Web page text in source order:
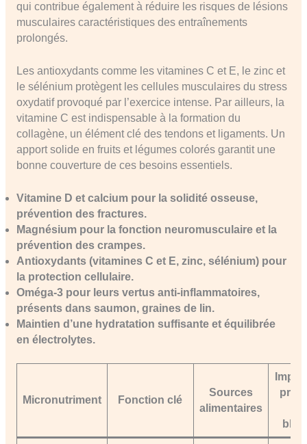
qui contribue également à réduire les risques de lésions
musculaires caractéristiques des entraînements
prolongés.
Les antioxydants comme les vitamines C et E, le zinc et
le sélénium protègent les cellules musculaires du stress
oxydatif provoqué par l’exercice intense. Par ailleurs, la
vitamine C est indispensable à la formation du
collagène, un élément clé des tendons et ligaments. Un
apport solide en fruits et légumes colorés garantit une
bonne couverture de ces besoins essentiels.
Vitamine D et calcium pour la solidité osseuse,
prévention des fractures.
Magnésium pour la fonction neuromusculaire et la
prévention des crampes.
Antioxydants (vitamines C et E, zinc, sélénium) pour
la protection cellulaire.
Oméga-3 pour leurs vertus anti-inflammatoires,
présents dans saumon, graines de lin.
Maintien d’une hydratation suffisante et équilibrée
en électrolytes.
Micronutriment Fonction clé
Sources
alimentaires